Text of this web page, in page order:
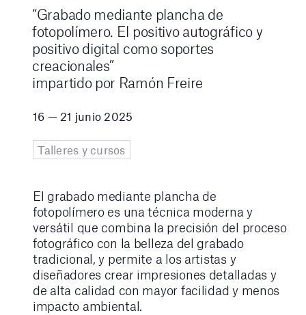
“Grabado mediante plancha de
fotopolímero. El positivo autográfico y
positivo digital como soportes
creacionales”
impartido por Ramón Freire
16 — 21 junio 2025
Talleres y cursos
El grabado mediante plancha de
fotopolímero es una técnica moderna y
versátil que combina la precisión del proceso
fotográfico con la belleza del grabado
tradicional, y permite a los artistas y
diseñadores crear impresiones detalladas y
de alta calidad con mayor facilidad y menos
impacto ambiental.